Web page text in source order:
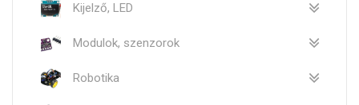
Kijelző, LED
Modulok, szenzorok
Robotika